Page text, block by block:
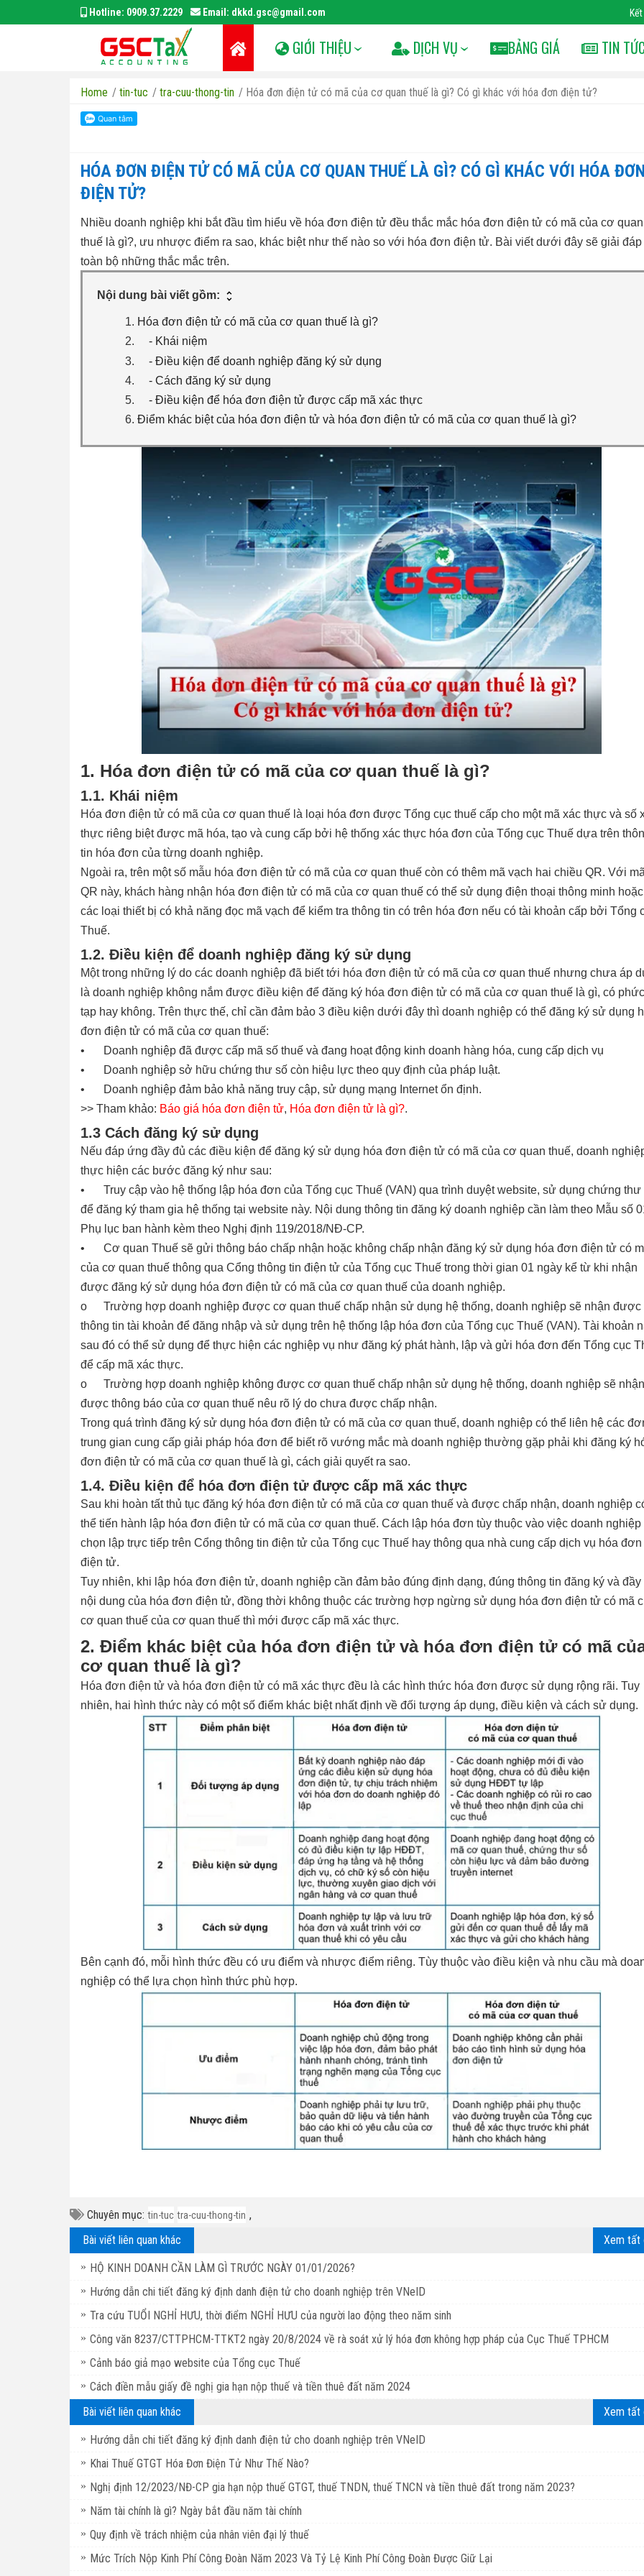
Hotline: 0909.37.2229 Email: dkkd.gsc@gmail.com
GIỚI THIỆU DỊCH VỤ BẢNG GIÁ TIN
Home / tin-tuc / tra-cuu-thong-tin / Hóa đơn điện tử có mã của cơ quan thuế là gì? Có gì khác với hóa đơn điện tử?
HÓA ĐƠN ĐIỆN TỬ CÓ MÃ CỦA CƠ QUAN THUẾ LÀ GÌ? CÓ GÌ KHÁC VỚI HÓA
ĐIỆN TỬ?
Nhiều doanh nghiệp khi bắt đầu tìm hiểu về hóa đơn điện tử đều thắc mắc hóa đơn điện tử có mã của cơ quan
thuế là gì?, ưu nhược điểm ra sao, khác biệt như thế nào so với hóa đơn điện tử. Bài viết dưới đây sẽ giải đáp
toàn bộ những thắc mắc trên.
Nội dung bài viết gồm:
Hóa đơn điện tử có mã của cơ quan thuế là gì?
- Khái niệm
- Điều kiện để doanh nghiệp đăng ký sử dụng
- Cách đăng ký sử dụng
- Điều kiện để hóa đơn điện tử được cấp mã xác thực
Điểm khác biệt của hóa đơn điện tử và hóa đơn điện tử có mã của cơ quan thuế là gì?
1. Hóa đơn điện tử có mã của cơ quan thuế là gì?
1.1. Khái niệm
Hóa đơn điện tử có mã của cơ quan thuế là loại hóa đơn được Tổng cục thuế cấp cho một mã xác thực và số
thực riêng biệt được mã hóa, tạo và cung cấp bởi hệ thống xác thực hóa đơn của Tổng cục Thuế dựa trên
tin hóa đơn của từng doanh nghiệp.
Ngoài ra, trên một số mẫu hóa đơn điện tử có mã của cơ quan thuế còn có thêm mã vạch hai chiều QR. Với
QR này, khách hàng nhận hóa đơn điện tử có mã của cơ quan thuế có thể sử dụng điện thoại thông minh hoặc
các loại thiết bị có khả năng đọc mã vạch để kiểm tra thông tin có trên hóa đơn nếu có tài khoản cấp bởi Tổng
Thuế.
1.2. Điều kiện để doanh nghiệp đăng ký sử dụng
Một trong những lý do các doanh nghiệp đã biết tới hóa đơn điện tử có mã của cơ quan thuế nhưng chưa áp
là doanh nghiệp không nắm được điều kiện để đăng ký hóa đơn điện tử có mã của cơ quan thuế là gì, có phức
tạp hay không. Trên thực thế, chỉ cần đảm bảo 3 điều kiện dưới đây thì doanh nghiệp có thể đăng ký sử dụng
đơn điện tử có mã của cơ quan thuế:
•
Doanh nghiệp đã được cấp mã số thuế và đang hoạt động kinh doanh hàng hóa, cung cấp dịch vụ
•
Doanh nghiệp sở hữu chứng thư số còn hiệu lực theo quy định của pháp luật.
•
Doanh nghiệp đảm bảo khả năng truy cập, sử dụng mạng Internet ổn định.
>> Tham khảo: Báo giá hóa đơn điện tử, Hóa đơn điện tử là gì?.
1.3 Cách đăng ký sử dụng
Nếu đáp ứng đầy đủ các điều kiện để đăng ký sử dụng hóa đơn điện tử có mã của cơ quan thuế, doanh
thực hiện các bước đăng ký như sau:
•
Truy cập vào hệ thống lập hóa đơn của Tổng cục Thuế (VAN) qua trình duyệt website, sử dụng chứng thư
để đăng ký tham gia hệ thống tại website này. Nội dung thông tin đăng ký doanh nghiệp cần làm theo Mẫu số
Phụ lục ban hành kèm theo Nghị định 119/2018/NĐ-CP.
•
Cơ quan Thuế sẽ gửi thông báo chấp nhận hoặc không chấp nhận đăng ký sử dụng hóa đơn điện tử có
của cơ quan thuế thông qua Cổng thông tin điện tử của Tổng cục Thuế trong thời gian 01 ngày kể từ khi nhận
được đăng ký sử dụng hóa đơn điện tử có mã của cơ quan thuế của doanh nghiệp.
o
Trường hợp doanh nghiệp được cơ quan thuế chấp nhận sử dụng hệ thống, doanh nghiệp sẽ nhận được
thông tin tài khoản để đăng nhập và sử dụng trên hệ thống lập hóa đơn của Tổng cục Thuế (VAN). Tài khoản
sau đó có thể sử dụng để thực hiện các nghiệp vụ như đăng ký phát hành, lập và gửi hóa đơn đến Tổng cục
để cấp mã xác thực.
o
Trường hợp doanh nghiệp không được cơ quan thuế chấp nhận sử dụng hệ thống, doanh nghiệp sẽ nhận
được thông báo của cơ quan thuế nêu rõ lý do chưa được chấp nhận.
Trong quá trình đăng ký sử dụng hóa đơn điện tử có mã của cơ quan thuế, doanh nghiệp có thể liên hệ các
trung gian cung cấp giải pháp hóa đơn để biết rõ vướng mắc mà doanh nghiệp thường gặp phải khi đăng ký
đơn điện tử có mã của cơ quan thuế là gì, cách giải quyết ra sao.
1.4. Điều kiện để hóa đơn điện tử được cấp mã xác thực
Sau khi hoàn tất thủ tục đăng ký hóa đơn điện tử có mã của cơ quan thuế và được chấp nhận, doanh nghiệp
thể tiến hành lập hóa đơn điện tử có mã của cơ quan thuế. Cách lập hóa đơn tùy thuộc vào việc doanh
chọn lập trực tiếp trên Cổng thông tin điện tử của Tổng cục Thuế hay thông qua nhà cung cấp dịch vụ hóa đơn
điện tử.
Tuy nhiên, khi lập hóa đơn điện tử, doanh nghiệp cần đảm bảo đúng định dạng, đúng thông tin đăng ký và đầy
nội dung của hóa đơn điện tử, đồng thời không thuộc các trường hợp ngừng sử dụng hóa đơn điện tử có mã
cơ quan thuế của cơ quan thuế thì mới được cấp mã xác thực.
2. Điểm khác biệt của hóa đơn điện tử và hóa đơn điện tử có mã
cơ quan thuế là gì?
Hóa đơn điện tử và hóa đơn điện tử có mã xác thực đều là các hình thức hóa đơn được sử dụng rộng rãi. Tuy
nhiên, hai hình thức này có một số điểm khác biệt nhất định về đối tượng áp dụng, điều kiện và cách sử dụng.
Bên cạnh đó, mỗi hình thức đều có ưu điểm và nhược điểm riêng. Tùy thuộc vào điều kiện và nhu cầu mà
nghiệp có thể lựa chọn hình thức phù hợp.
Chuyên mục: tin-tuc ,
tra-cuu-thong-tin
Xem tất
Bài viết liên quan khác
HỘ KINH DOANH CẦN LÀM GÌ TRƯỚC NGÀY 01/01/2026?
Hướng dẫn chi tiết đăng ký định danh điện tử cho doanh nghiệp trên VNeID
Tra cứu TUỔI NGHỈ HƯU, thời điểm NGHỈ HƯU của người lao động theo năm sinh
Công văn 8237/CTTPHCM-TTKT2 ngày 20/8/2024 về rà soát xử lý hóa đơn không hợp pháp của Cục Thuế TPHCM
Cảnh báo giả mạo website của Tổng cục Thuế
Cách điền mẫu giấy đề nghị gia hạn nộp thuế và tiền thuê đất năm 2024
Xem tất
Bài viết liên quan khác
Hướng dẫn chi tiết đăng ký định danh điện tử cho doanh nghiệp trên VNeID
Khai Thuế GTGT Hóa Đơn Điện Tử Như Thế Nào?
Nghị định 12/2023/NĐ-CP gia hạn nộp thuế GTGT, thuế TNDN, thuế TNCN và tiền thuê đất trong năm 2023?
Năm tài chính là gì? Ngày bắt đầu năm tài chính
Quy định về trách nhiệm của nhân viên đại lý thuế
Mức Trích Nộp Kinh Phí Công Đoàn Năm 2023 Và Tỷ Lệ Kinh Phí Công Đoàn Được Giữ Lại